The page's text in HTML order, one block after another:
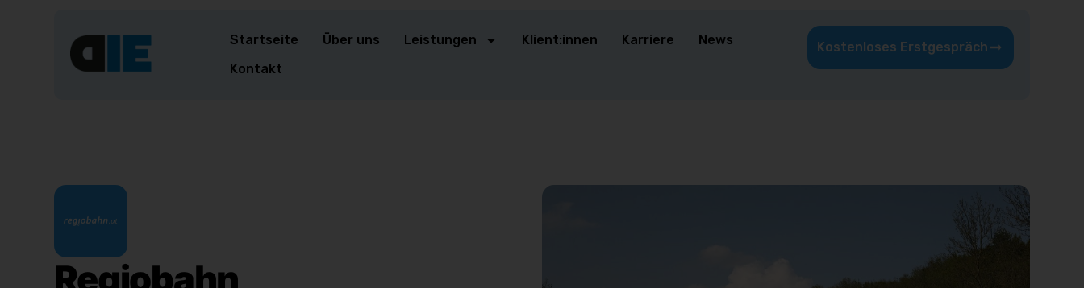
Startseite Über uns Leistungen Klient:innen Karriere
News
Kontakt
Kostenloses Erstgespräch
Regiobahn